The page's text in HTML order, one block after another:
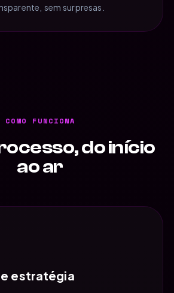
sem surpresas.
COMO FUNCIONA
do início
ao ar
estratégia